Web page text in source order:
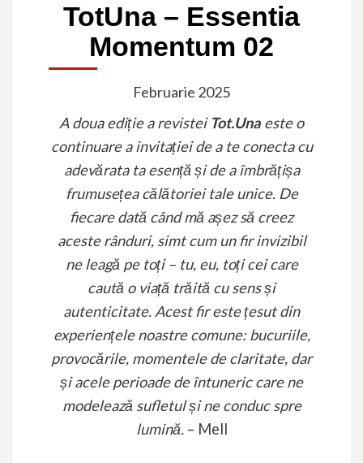
TotUna – Essentia
Momentum 02
Februarie 2025
A doua ediție a revistei Tot.Unaeste o
continuare a invitației de a te conecta cu
adevărata ta esență și de a îmbrățișa
frumusețea călătoriei tale unice. De
fiecare dată când mă așez să creez
aceste rânduri, simt cum un fir invizibil
ne leagă pe toți – tu, eu, toți cei care
caută o viață trăită cu sens și
autenticitate. Acest fir este țesut din
experiențele noastre comune: bucuriile,
provocările, momentele de claritate, dar
și acele perioade de întuneric care ne
modelează sufletul și ne conduc spre
lumină. – Mell